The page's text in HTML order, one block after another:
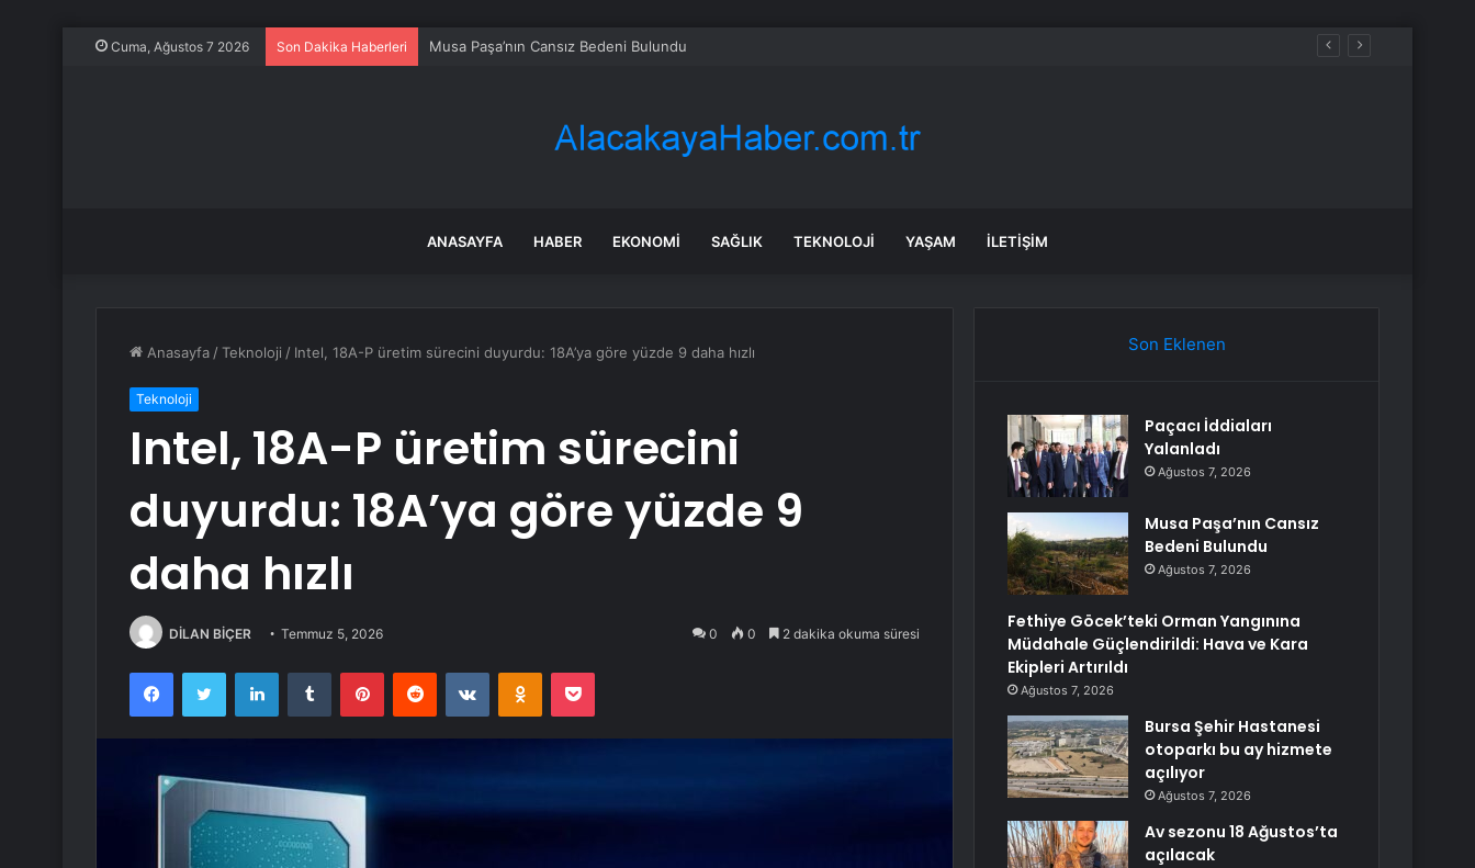
Cuma, Ağustos 7 2026 Son Dakika Haberleri Musa Paşa’nın Cansız Bedeni Bulundu
ANASAYFA HABER EKONOMI SAĞLIK TEKNOLOJI YAŞAM İLETIŞIM
Anasayfa /Teknoloji / Intel, 18A-P üretim sürecini duyurdu: 18A’ya göre yüzde 9 daha hızlı
Teknoloji
Intel, 18A-P üretim sürecini
duyurdu: 18A’ya göre yüzde 9
daha hızlı
DİLAN BİÇER Temmuz 5, 2026 0 0 2 dakika okuma süresi
FacebookTwitter LinkedInTumblr PinterestReddit VKontakteOdnoklassniki
Pocket
Son Eklenen
Paçacı İddiaları
Yalanladı
Ağustos 7, 2026
Musa Paşa’nın Cansız
Bedeni Bulundu
Ağustos 7, 2026
Fethiye Göcek’teki Orman Yangınına
Müdahale Güçlendirildi: Hava ve Kara
Ekipleri Artırıldı
Ağustos 7, 2026
Bursa Şehir Hastanesi
otoparkı bu ay hizmete
açılıyor
Ağustos 7, 2026
Av sezonu 18 Ağustos’ta
açılacak